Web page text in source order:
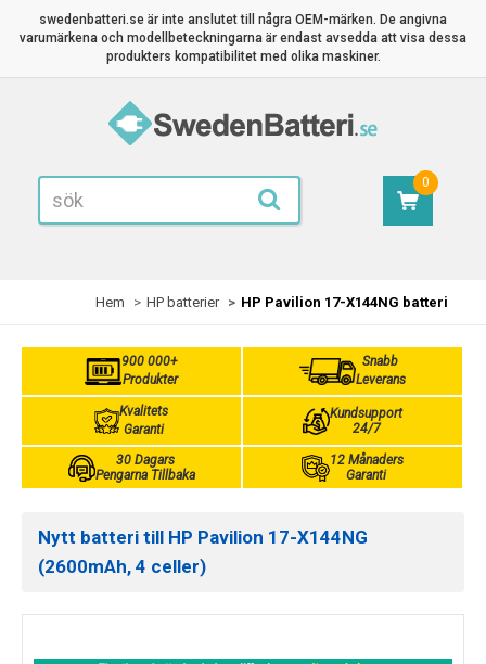
swedenbatteri.se är inte anslutet till några OEM-märken. De angivna
varumärkena och modellbeteckningarna är endast avsedda att visa dessa
produkters kompatibilitet med olika maskiner.
0
Hem HP batterier HP Pavilion 17-X144NG batteri
900 000+
Produkter
Snabb
Leverans
Kvalitets
Garanti
Kundsupport
24/7
30 Dagars
Pengarna Tillbaka
12 Månaders
Garanti
Nytt batteri till HP Pavilion 17-X144NG
(2600mAh, 4 celler)